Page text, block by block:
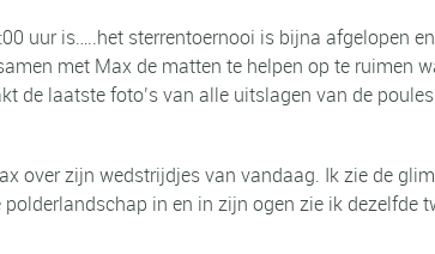
uur is…..het sterrentoernooi is bijna afgelopen
met Max de matten te helpen op te ruimen
de laatste foto’s van alle uitslagen van de
over zijn wedstrijdjes van vandaag. Ik zie de
in en in zijn ogen zie ik dezelfde